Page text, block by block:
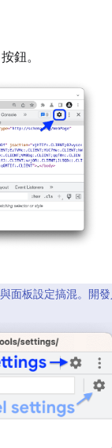
按鈕。
面板設定搞混。開